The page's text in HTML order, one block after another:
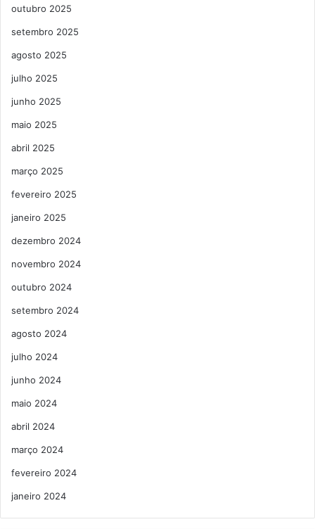
outubro 2025
setembro 2025
agosto 2025
julho 2025
junho 2025
maio 2025
abril 2025
março 2025
fevereiro 2025
janeiro 2025
dezembro 2024
novembro 2024
outubro 2024
setembro 2024
agosto 2024
julho 2024
junho 2024
maio 2024
abril 2024
março 2024
fevereiro 2024
janeiro 2024